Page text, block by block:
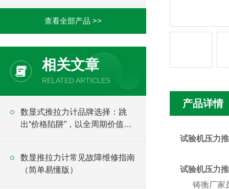
查看全部产品 >>
相关文章
RELATED ARTICLES
​数显式推拉力计品牌选择：跳
出“价格陷阱”，以全周期价值为
数显推拉力计常见故障维修指南
（简单易懂版）
产品详情
试验机压力
试验机压力
铸衡厂家